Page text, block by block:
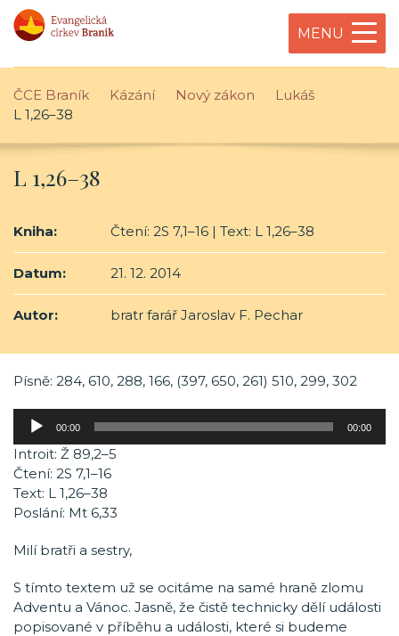
MENU
ČCE Braník Kázání Nový zákon
Lukáš
L 1,26–38
L 1,26–38
Kniha: Čtení: 2S 7,1–16 | Text: L 1,26–38
Datum: 21. 12. 2014
Autor: bratr farář Jaroslav F. Pechar
Písně: 284, 610, 288, 166, (397, 650, 261) 510, 299, 302
Audio
00:00 00:00
Introit: Ž 89,2–5
Čtení: 2S 7,1–16
Text: L 1,26–38
Poslání: Mt 6,33
Milí bratři a sestry,
S tímto textem už se ocitáme na samé hraně zlomu
Adventu a Vánoc. Jasně, že čistě technicky dělí události
popisované v příběhu a události, které si budeme